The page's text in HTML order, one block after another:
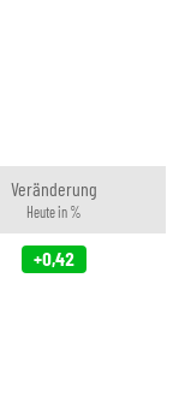
Veränderung
Heute in %
+0,42